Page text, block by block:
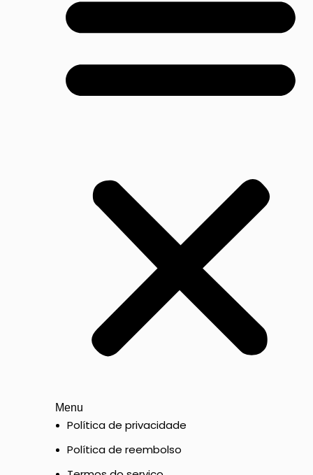
Menu
Política de privacidade
Política de reembolso